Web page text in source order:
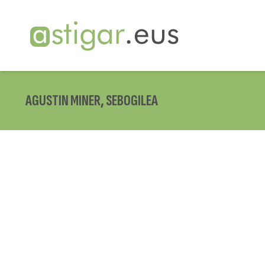
AGUSTIN MINER, SEBOGILEA